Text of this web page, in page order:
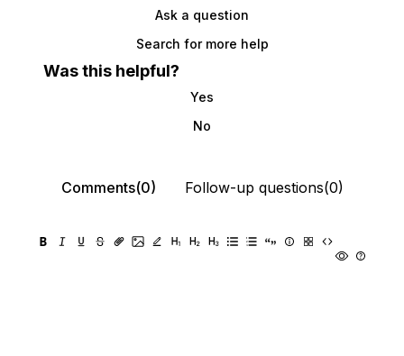
Ask a question
Search for more help
Was this helpful?
Yes
No
Comments(0) Follow-up questions(0)